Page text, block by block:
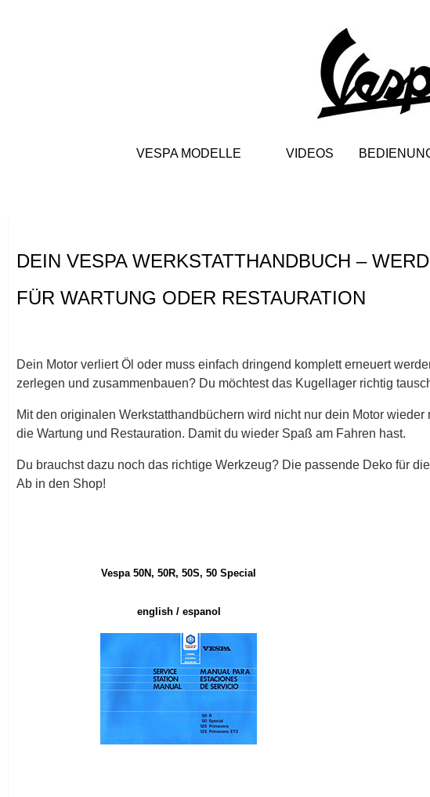
VESPA MODELLE VIDEOS
DEIN VESPA WERKSTATTHANDBUCH –
FÜR WARTUNG ODER RESTAURATION
Dein Motor verliert Öl oder muss einfach dringend komplett erneuert
zerlegen und zusammenbauen? Du möchtest das Kugellager richtig
Mit den originalen Werkstatthandbüchern wird nicht nur dein Motor
die Wartung und Restauration. Damit du wieder Spaß am Fahren hast.
Du brauchst dazu noch das richtige Werkzeug? Die passende Deko für
Ab in den Shop!
Vespa 50N, 50R, 50S, 50 Special
english / espanol